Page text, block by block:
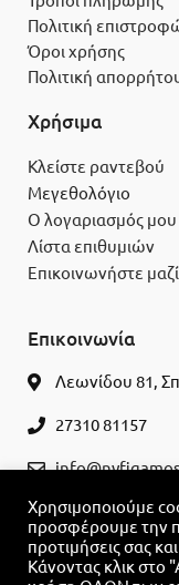
Πολιτική
Όροι χρήσης
Πολιτική
Χρήσιμα
Κλείστε ραντεβού
Μεγεθολόγιο
Ο λογαριασμός μου
Λίστα επιθυμιών
Επικοινωνήστε
Επικοινωνία
Λεωνίδου 81,
27310 81157
Χρησιμοποιούμε
προσφέρουμε την
προτιμήσεις σας
Κάνοντας κλικ στο